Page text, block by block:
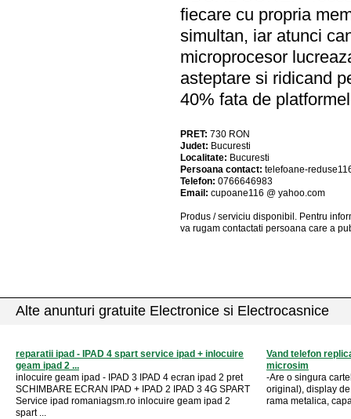
fiecare cu propria
simultan, iar atunci
microprocesor
asteptare si ridicand
40% fata de
PRET: 730 RON
Judet: Bucuresti
Localitate: Bucuresti
Persoana contact: telefoane-
Telefon: 0766646983
Email: cupoane116 @ yahoo.com
Produs / serviciu disponibil . Pentru
va rugam contactati persoana care a
Alte anunturi gratuite Electronice si Electrocasnice
reparatii ipad - IPAD 4 spart service ipad + inlocuire
geam ipad 2 ...
inlocuire geam ipad - IPAD 3 IPAD 4 ecran ipad 2 pret
SCHIMBARE ECRAN IPAD + IPAD 2 IPAD 3 4G SPART
Service ipad romaniagsm.ro inlocuire geam ipad 2
spart ...
Vand telefon
microsim
-Are o singura
original), display
rama metalica,